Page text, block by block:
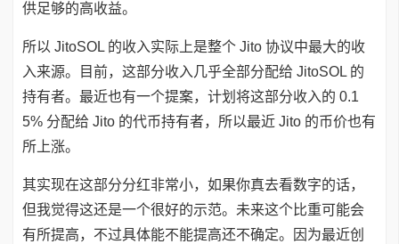
供足够的高收益。
所以 JitoSOL 的收入实际上是整个 Jito 协议中最大的收
入来源。目前，这部分收入几乎全部分配给 JitoSOL 的
持有者。最近也有一个提案，计划将这部分收入的 0.1
5% 分配给 Jito 的代币持有者，所以最近 Jito 的币价也有
所上涨。
其实现在这部分分红非常小，如果你真去看数字的话，
但我觉得这还是一个很好的示范。未来这个比重可能会
有所提高，不过具体能不能提高还不确定。因为最近创